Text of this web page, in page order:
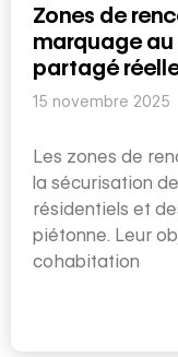
Zones de
marquage
partagé
15 novembre 2025
Les zones de
la sécurisation
résidentiels et
piétonne. Leur
cohabitation